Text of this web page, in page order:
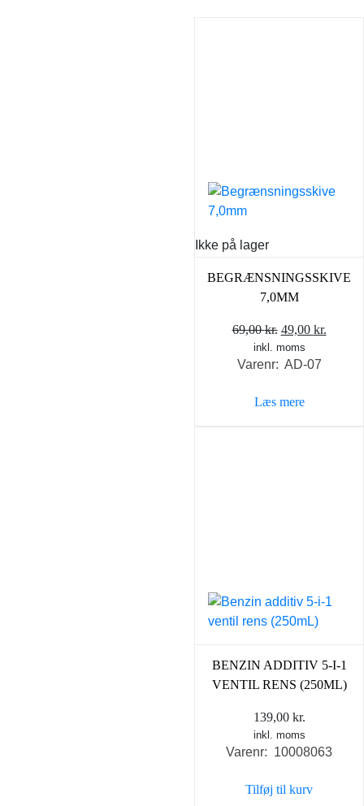
Ikke på lager
BEGRÆNSNINGSSKIVE
7,0MM
69,00kr. Den
oprindelige
pris
69,00 kr..
49,00 kr.
inkl. moms
Varenr: AD-07
Læs mere
BENZIN ADDITIV 5-I-1
VENTIL RENS (250ML)
139,00 kr.
inkl. moms
Varenr: 10008063
Tilføj til kurv